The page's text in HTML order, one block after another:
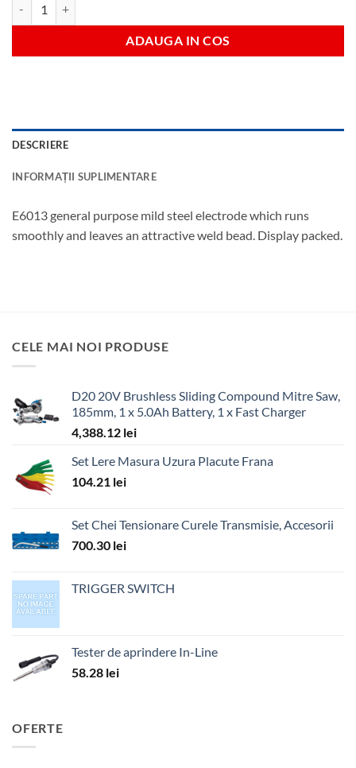
ADAUGA IN COS
DESCRIERE
INFORMAȚII SUPLIMENTARE
E6013 general purpose mild steel electrode which runs
smoothly and leaves an attractive weld bead. Display packed.
CELE MAI NOI PRODUSE
D20 20V Brushless Sliding Compound Mitre Saw,
185mm, 1 x 5.0Ah Battery, 1 x Fast Charger
4,388.12 lei
Set Lere Masura Uzura Placute Frana
104.21 lei
Set Chei Tensionare Curele Transmisie, Accesorii
700.30 lei
TRIGGER SWITCH
Tester de aprindere In-Line
58.28 lei
OFERTE